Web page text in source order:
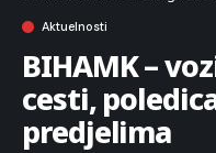
Aktuelnosti
BIHAMK –
cesti,
predjelima